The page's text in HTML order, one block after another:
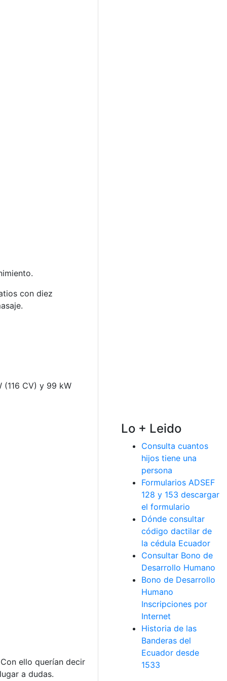
con diez
CV) y 99 kW
ello querían decir
a dudas.
Lo + Leido
Consulta cuantos
hijos tiene una
persona
Formularios ADSEF
128 y 153 descargar
el formulario
Dónde consultar
código dactilar de
la cédula Ecuador
Consultar Bono de
Desarrollo Humano
Bono de Desarrollo
Humano
Inscripciones por
Internet
Historia de las
Banderas del
Ecuador desde
1533